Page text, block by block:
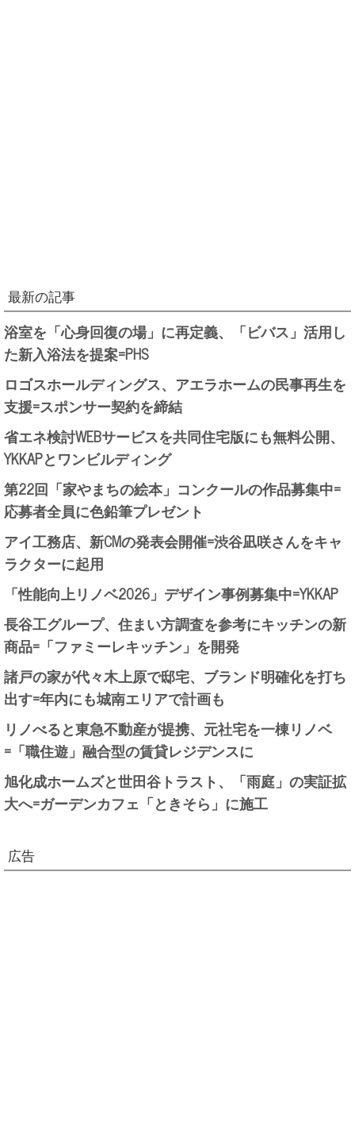
最新の記事
浴室を「心身回復の場」に再定義、「ビバス」活用し
た新入浴法を提案=PHS
ロゴスホールディングス、アエラホームの民事再生を
支援=スポンサー契約を締結
省エネ検討WEBサービスを共同住宅版にも無料公開、
YKKAPとワンビルディング
第22回「家やまちの絵本」コンクールの作品募集中=
応募者全員に色鉛筆プレゼント
アイ工務店、新CMの発表会開催=渋谷凪咲さんをキャ
ラクターに起用
「性能向上リノベ2026」デザイン事例募集中=YKKAP
長谷工グループ、住まい方調査を参考にキッチンの新
商品=「ファミーレキッチン」を開発
諸戸の家が代々木上原で邸宅、ブランド明確化を打ち
出す=年内にも城南エリアで計画も
リノべると東急不動産が提携、元社宅を一棟リノベ
=「職住遊」融合型の賃貸レジデンスに
旭化成ホームズと世田谷トラスト、「雨庭」の実証拡
大へ=ガーデンカフェ「ときそら」に施工
広告